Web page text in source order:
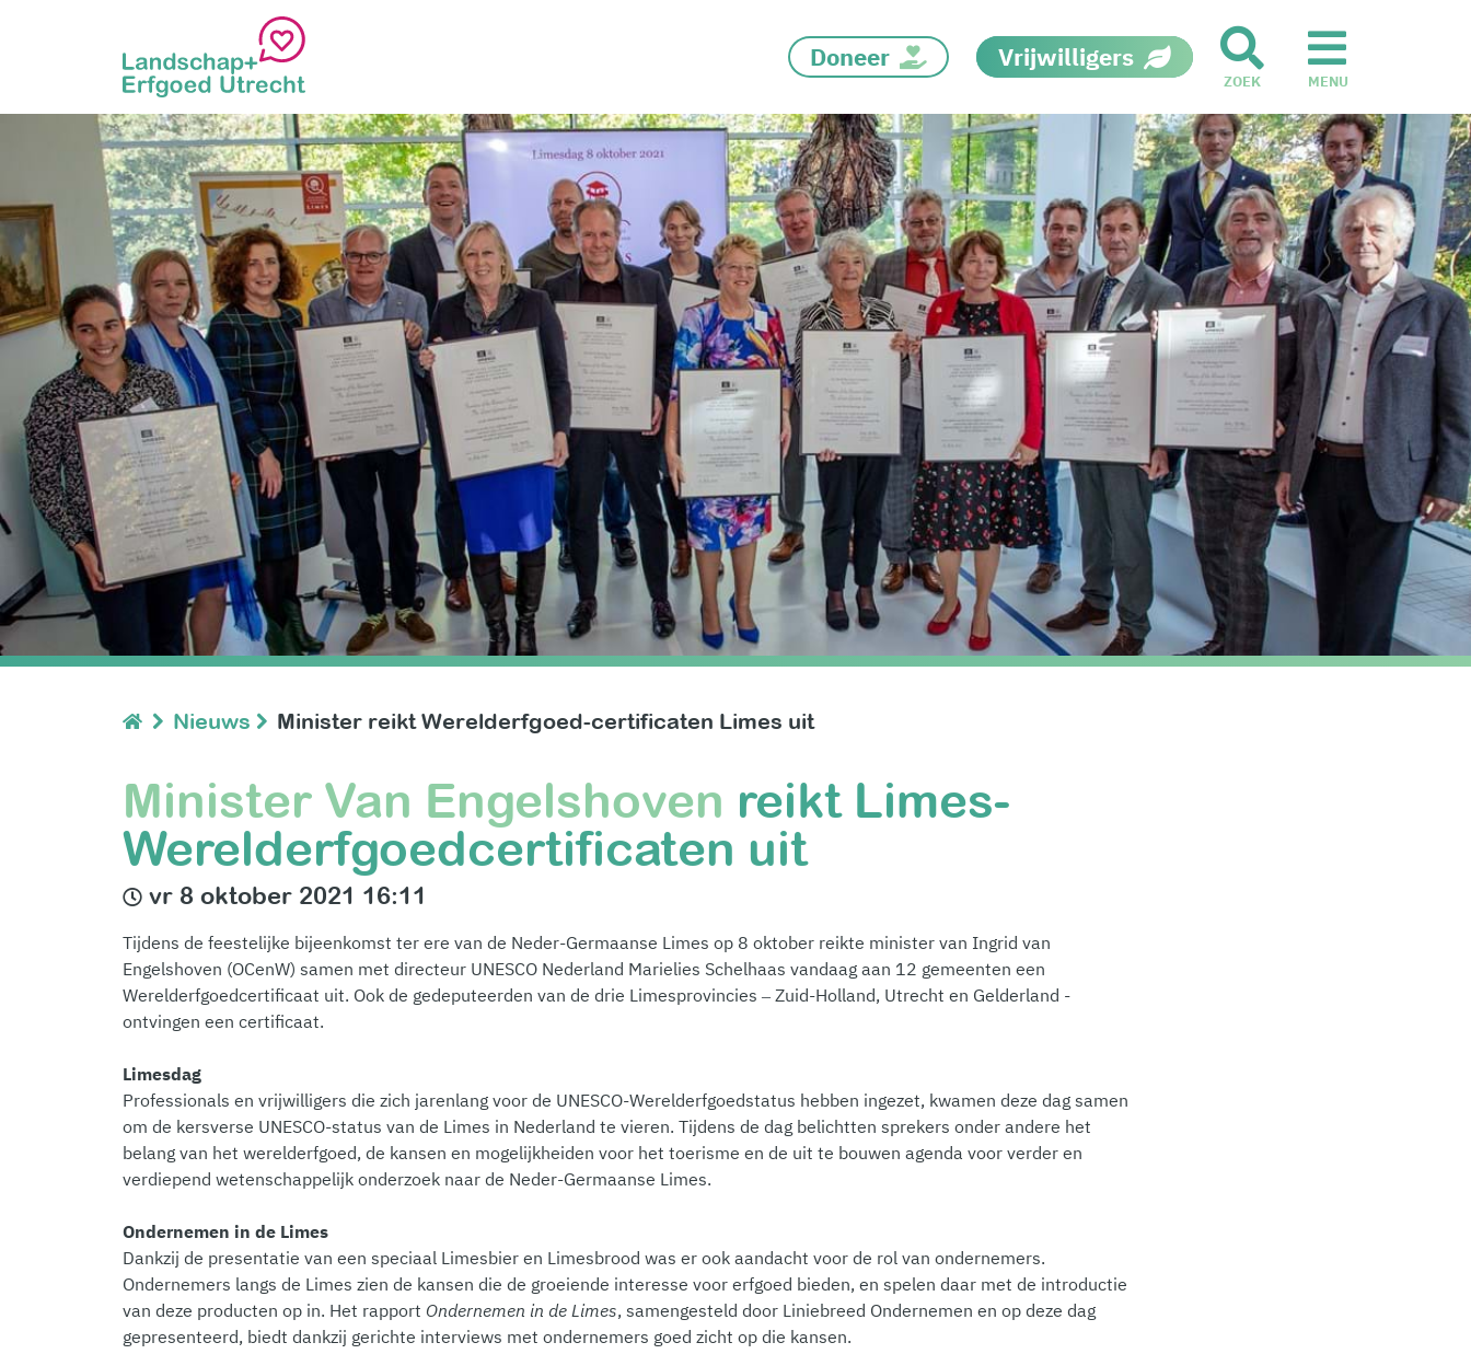
Doneer Vrijwilligers
ZOEK MENU
Nieuws Minister reikt Werelderfgoed-certificaten Limes uit
Minister Van Engelshoven reikt Limes-
Werelderfgoedcertificaten uit
vr 8 oktober 2021 16:11
Tijdens de feestelijke bijeenkomst ter ere van de Neder-Germaanse Limes op 8 oktober reikte minister van Ingrid van
Engelshoven (OCenW) samen met directeur UNESCO Nederland Marielies Schelhaas vandaag aan 12 gemeenten een
Werelderfgoedcertificaat uit. Ook de gedeputeerden van de drie Limesprovincies – Zuid-Holland, Utrecht en Gelderland -
ontvingen een certificaat.
Limesdag
Professionals en vrijwilligers die zich jarenlang voor de UNESCO-Werelderfgoedstatus hebben ingezet, kwamen deze dag samen
om de kersverse UNESCO-status van de Limes in Nederland te vieren. Tijdens de dag belichtten sprekers onder andere het
belang van het werelderfgoed, de kansen en mogelijkheiden voor het toerisme en de uit te bouwen agenda voor verder en
verdiepend wetenschappelijk onderzoek naar de Neder-Germaanse Limes.
Ondernemen in de Limes
Dankzij de presentatie van een speciaal Limesbier en Limesbrood was er ook aandacht voor de rol van ondernemers.
Ondernemers langs de Limes zien de kansen die de groeiende interesse voor erfgoed bieden, en spelen daar met de introductie
van deze producten op in. Het rapport Ondernemen in de Limes, samengesteld door Liniebreed Ondernemen en op deze dag
gepresenteerd, biedt dankzij gerichte interviews met ondernemers goed zicht op die kansen.